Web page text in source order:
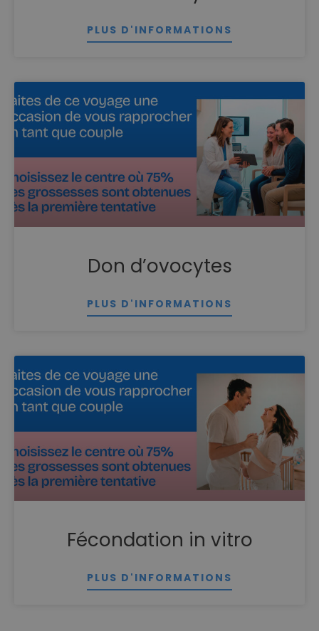
PLUS D'INFORMATIONS
Don d’ovocytes
PLUS D'INFORMATIONS
Fécondation in vitro
PLUS D'INFORMATIONS